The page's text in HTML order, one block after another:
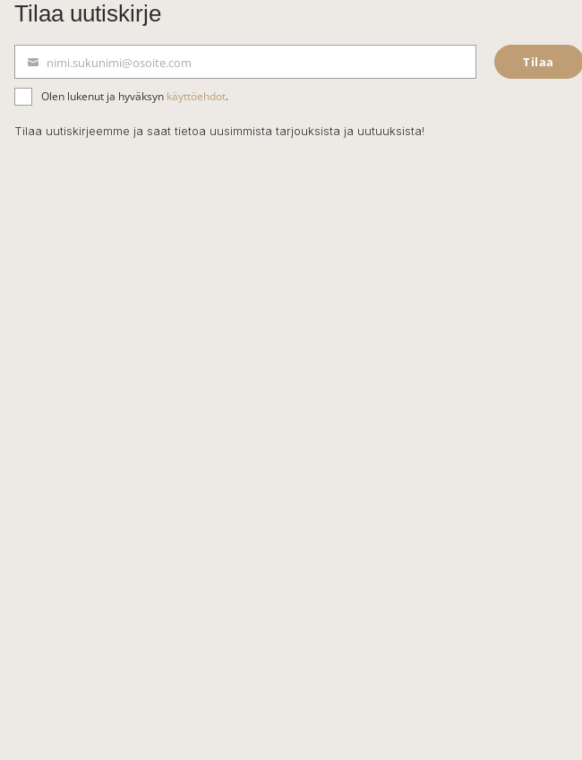
Tilaa uutiskirje
ä
h
k
nimi.sukunimi@osoite.com Tilaa
Olen lukenut ja hyväksyn käyttöehdot.
Tilaa uutiskirjeemme ja saat tietoa uusimmista tarjouksista ja uutuuksista!